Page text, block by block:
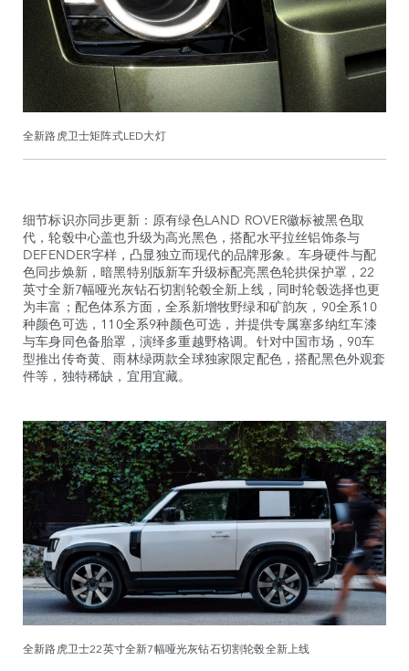
全新路虎卫士矩阵式LED大灯
细节标识亦同步更新：原有绿色LAND ROVER徽标被黑色取
代，轮毂中心盖也升级为高光黑色，搭配水平拉丝铝饰条与
DEFENDER字样，凸显独立而现代的品牌形象。车身硬件与配
色同步焕新，暗黑特别版新车升级标配亮黑色轮拱保护罩，22
英寸全新7幅哑光灰钻石切割轮毂全新上线，同时轮毂选择也更
为丰富；配色体系方面，全系新增牧野绿和矿韵灰，90全系10
种颜色可选，110全系9种颜色可选，并提供专属塞多纳红车漆
与车身同色备胎罩，演绎多重越野格调。针对中国市场，90车
型推出传奇黄、雨林绿两款全球独家限定配色，搭配黑色外观套
件等，独特稀缺，宜用宜藏。
全新路虎卫士22英寸全新7幅哑光灰钻石切割轮毂全新上线